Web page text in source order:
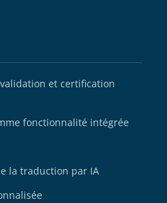
et certification
fonctionnalité intégrée
la traduction par IA